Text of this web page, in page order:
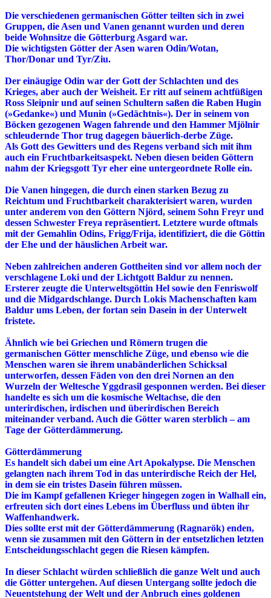
Die verschiedenen germanischen Götter teilten sich in zwei
Gruppen, die Asen und Vanen genannt wurden und deren
beide Wohnsitze die Götterburg Asgard war.
Die wichtigsten Götter der Asen waren Odin/Wotan,
Thor/Donar und Tyr/Ziu.
Der einäugige Odin war der Gott der Schlachten und des
Krieges, aber auch der Weisheit. Er ritt auf seinem achtfüßigen
Ross Sleipnir und auf seinen Schultern saßen die Raben Hugin
(»Gedanke«) und Munin (»Gedächtnis«). Der in seinem von
Böcken gezogenen Wagen fahrende und den Hammer Mjölnir
schleudernde Thor trug dagegen bäuerlich-derbe Züge.
Als Gott des Gewitters und des Regens verband sich mit ihm
auch ein Fruchtbarkeitsaspekt. Neben diesen beiden Göttern
nahm der Kriegsgott Tyr eher eine untergeordnete Rolle ein.
Die Vanen hingegen, die durch einen starken Bezug zu
Reichtum und Fruchtbarkeit charakterisiert waren, wurden
unter anderem von den Göttern Njörd, seinem Sohn Freyr und
dessen Schwester Freya repräsentiert. Letztere wurde oftmals
mit der Gemahlin Odins, Frigg/Frija, identifiziert, die die Göttin
der Ehe und der häuslichen Arbeit war.
Neben zahlreichen anderen Gottheiten sind vor allem noch der
verschlagene Loki und der Lichtgott Baldur zu nennen.
Ersterer zeugte die Unterweltsgöttin Hel sowie den Fenriswolf
und die Midgardschlange. Durch Lokis Machenschaften kam
Baldur ums Leben, der fortan sein Dasein in der Unterwelt
fristete.
Ähnlich wie bei Griechen und Römern trugen die
germanischen Götter menschliche Züge, und ebenso wie die
Menschen waren sie ihrem unabänderlichen Schicksal
unterworfen, dessen Fäden von den drei Nornen an den
Wurzeln der Weltesche Yggdrasil gesponnen werden. Bei dieser
handelte es sich um die kosmische Weltachse, die den
unterirdischen, irdischen und überirdischen Bereich
miteinander verband. Auch die Götter waren sterblich – am
Tage der Götterdämmerung.
Götterdämmerung
Es handelt sich dabei um eine Art Apokalypse. Die Menschen
gelangten nach ihrem Tod in das unterirdische Reich der Hel,
in dem sie ein tristes Dasein führen müssen.
Die im Kampf gefallenen Krieger hingegen zogen in Walhall ein,
erfreuten sich dort eines Lebens im Überfluss und übten ihr
Waffenhandwerk.
Dies sollte erst mit der Götterdämmerung (Ragnarök) enden,
wenn sie zusammen mit den Göttern in der entsetzlichen letzten
Entscheidungsschlacht gegen die Riesen kämpfen.
In dieser Schlacht würden schließlich die ganze Welt und auch
die Götter untergehen. Auf diesen Untergang sollte jedoch die
Neuentstehung der Welt und der Anbruch eines goldenen